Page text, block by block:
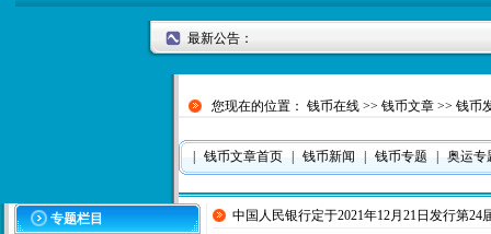
最新公告：
您现在的位置： 钱币在线 >> 钱币文章 >> 钱币
| 钱币文章首页 | 钱币新闻 | 钱币专题 | 奥运专
专题栏目
中国人民银行定于2021年12月21日发行第